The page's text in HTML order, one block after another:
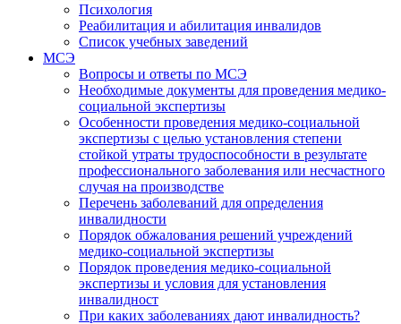
Психология
Реабилитация и абилитация инвалидов
Список учебных заведений
МСЭ
Вопросы и ответы по МСЭ
Необходимые документы для проведения медико-
социальной экспертизы
Особенности проведения медико-социальной
экспертизы с целью установления степени
стойкой утраты трудоспособности в результате
профессионального заболевания или несчастного
случая на производстве
Перечень заболеваний для определения
инвалидности
Порядок обжалования решений учреждений
медико-социальной экспертизы
Порядок проведения медико-социальной
экспертизы и условия для установления
инвалидност
При каких заболеваниях дают инвалидность?